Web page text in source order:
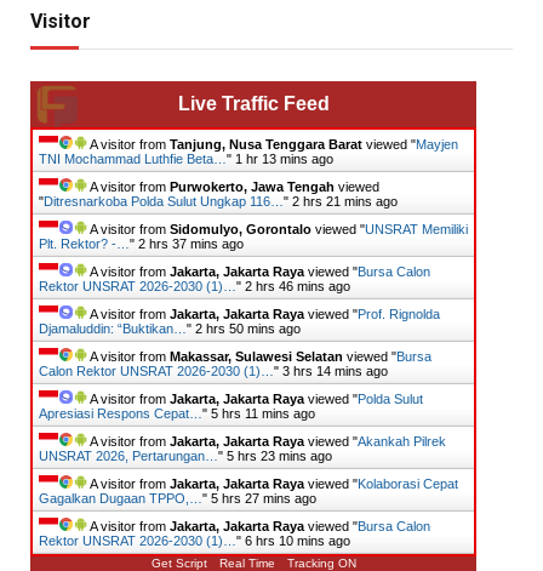
Visitor
Live Traffic Feed
A visitor from Tanjung, Nusa Tenggara Barat viewed "Mayjen
TNI Mochammad Luthfie Beta… " 1 hr 13 mins ago
A visitor from Purwokerto, Jawa Tengah viewed
"Ditresnarkoba Polda Sulut Ungkap 116… " 2 hrs 21 mins ago
A visitor from Sidomulyo, Gorontalo viewed "UNSRAT Memiliki
Plt. Rektor? -… " 2 hrs 37 mins ago
A visitor from Jakarta, Jakarta Raya viewed "Bursa Calon
Rektor UNSRAT 2026-2030 (1)… " 2 hrs 46 mins ago
A visitor from Jakarta, Jakarta Raya viewed "Prof. Rignolda
Djamaluddin: “Buktikan… " 2 hrs 50 mins ago
A visitor from Makassar, Sulawesi Selatan viewed "Bursa
Calon Rektor UNSRAT 2026-2030 (1)… " 3 hrs 14 mins ago
A visitor from Jakarta, Jakarta Raya viewed "Polda Sulut
Apresiasi Respons Cepat… " 5 hrs 11 mins ago
A visitor from Jakarta, Jakarta Raya viewed "Akankah Pilrek
UNSRAT 2026, Pertarungan… " 5 hrs 23 mins ago
A visitor from Jakarta, Jakarta Raya viewed "Kolaborasi Cepat
Gagalkan Dugaan TPPO,… " 5 hrs 27 mins ago
A visitor from Jakarta, Jakarta Raya viewed "Bursa Calon
Rektor UNSRAT 2026-2030 (1)… " 6 hrs 10 mins ago
Get Script Real Time Tracking ON